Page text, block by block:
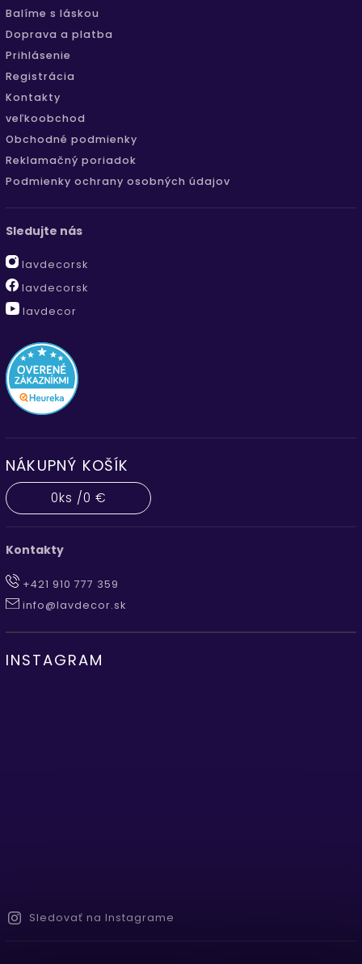
Balíme s láskou
Doprava a platba
Prihlásenie
Registrácia
Kontakty
veľkoobchod
Obchodné podmienky
Reklamačný poriadok
Podmienky ochrany osobných údajov
Sledujte nás
lavdecorsk
lavdecorsk
lavdecor
NÁKUPNÝ KOŠÍK
0ks /0 €
Kontakty
+421 910 777 359
info@lavdecor.sk
INSTAGRAM
Sledovať na Instagrame